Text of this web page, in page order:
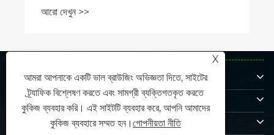
আরো দেখুন >>
আমাদের সম্পর্কে
পণ্য
যোগাযোগ করুন
X
আমরা আপনাকে একটি ভাল ব্রাউজিং অভিজ্ঞতা দিতে, সাইটের
ট্র্যাফিক বিশ্লেষণ করতে এবং সামগ্রী ব্যক্তিগতকৃত করতে
কুকিজ ব্যবহার করি। এই সাইটটি ব্যবহার করে, আপনি আমাদের
কুকিজ ব্যবহারে সম্মত হন।গোপনীয়তা নীতি